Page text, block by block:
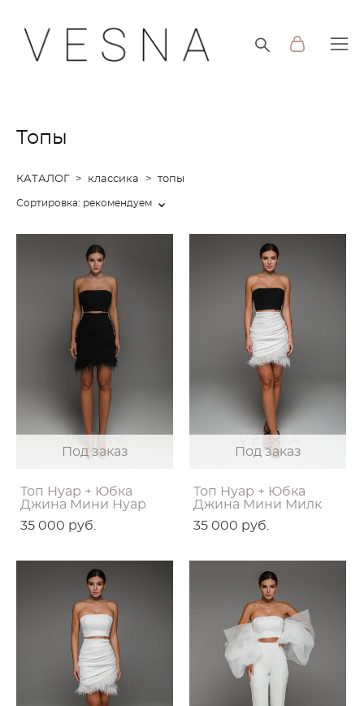
Топы
КАТАЛОГ > классика > топы
Сортировка: рекомендуем
Под заказ
Топ Нуар + Юбка
Джина Мини Нуар
35 000 pуб.
Под заказ
Топ Нуар + Юбка
Джина Мини Милк
35 000 pуб.